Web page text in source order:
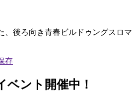
、後ろ向き青春ビルドゥングスロマ
ベント開催中！